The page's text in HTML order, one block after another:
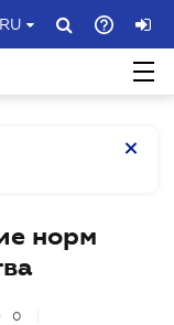
RU
норм
0